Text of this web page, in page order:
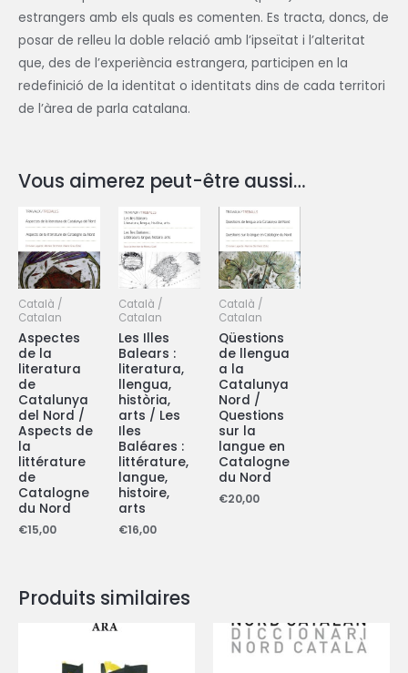
estrangers amb els quals es comenten. Es tracta, doncs, de
posar de relleu la doble relació amb l’ipseïtat i l’alteritat
que, des de l’experiència estrangera, participen en la
redefinició de la identitat o identitats dins de cada territori
de l’àrea de parla catalana.
Vous aimerez peut-être aussi…
Català /
Catalan
Aspectes
de la
literatura
de
Catalunya
del Nord /
Aspects de
la
littérature
de
Catalogne
du Nord
€15,00
Català /
Catalan
Les Illes
Balears :
literatura,
llengua,
història,
arts / Les
Iles
Baléares :
littérature,
langue,
histoire,
arts
€16,00
Català /
Catalan
Qüestions
de llengua
a la
Catalunya
Nord /
Questions
sur la
langue en
Catalogne
du Nord
€20,00
Produits similaires